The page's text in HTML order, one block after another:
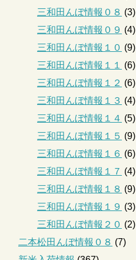
三和田んぼ情報０８ (3)
三和田んぼ情報０９ (4)
三和田んぼ情報１０ (9)
三和田んぼ情報１１
(6)
三和田んぼ情報１２ (6)
三和田んぼ情報１３ (4)
三和田んぼ情報１４ (5)
三和田んぼ情報１５ (9)
三和田んぼ情報１６ (6)
三和田んぼ情報１７ (4)
三和田んぼ情報１８ (9)
三和田んぼ情報１９ (3)
三和田んぼ情報２０ (2)
二本松田んぼ情報０８ (7)